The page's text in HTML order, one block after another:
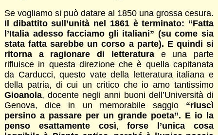
Se vogliamo si può datare al 1850 una grossa cesura.
Il dibattito sull’unità nel 1861 è terminato: “Fatta
l’Italia adesso facciamo gli italiani” (su come sia
stata fatta sarebbe un corso a parte). E quindi si
ritorna a ragionare di letteraturae una parte
rifluisce in questa direzione che è quella capitanata
da Carducci, questo vate della letteratura italiana e
della patria, di cui un critico che io amo tantissimo
Gioanola, docente negli anni buoni dell’Università di
Genova, dice in un memorabile saggio “riuscì
persino a passare per un grande poeta”. E io la
penso esattamente così,forse l’unica cosa